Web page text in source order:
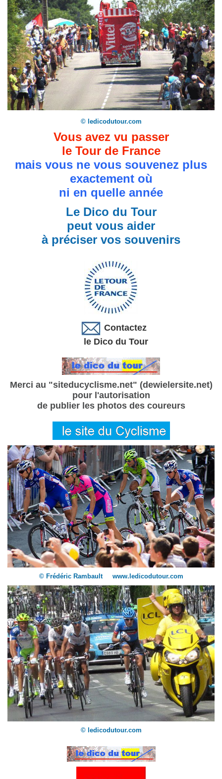
© ledicodutour.com
Vous avez vu passer
le Tour de France
mais vous ne vous souvenez plus
exactement où
ni en quelle année
Le Dico du Tour
peut vous aider
à préciser vos souvenirs
Contactez
le Dico du Tour
Merci au "siteducyclisme.net" (dewielersite.net)
pour l'autorisation
de publier les photos des coureurs
© Frédéric Rambault www.ledicodutour.com
© ledicodutour.com